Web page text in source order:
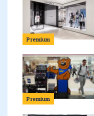
Premium
Premium